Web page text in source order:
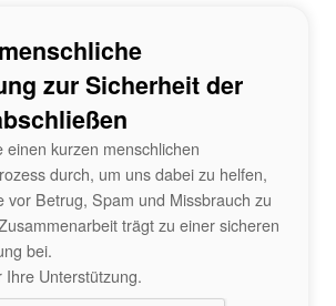
zur Sicherheit der
einen kurzen menschlichen
durch, um uns dabei zu helfen,
vor Betrug, Spam und Missbrauch zu
trägt zu einer sicheren
bei.
Ihre Unterstützung.